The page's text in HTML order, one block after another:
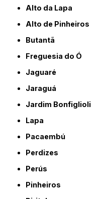
Alto da Lapa
Alto de Pinheiros
Butantã
Freguesia do Ó
Jaguaré
Jaraguá
Jardim Bonfiglioli
Lapa
Pacaembú
Perdizes
Perús
Pinheiros